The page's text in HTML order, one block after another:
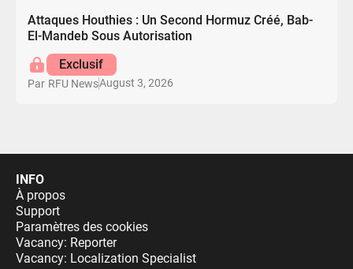
Attaques Houthies : Un Second Hormuz Créé, Bab-
El-Mandeb Sous Autorisation
Exclusif
Par RFU NewsAugust 3, 2026
INFO
À propos
Support
Paramètres des cookies
Vacancy: Reporter
Vacancy: Localization Specialist